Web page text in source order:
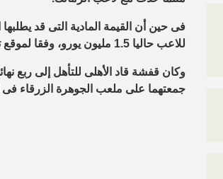
فى حين أن القيمة المادية التى قد
للاعب حاليا 1.5 مليون يورو، وفقا لموقع ترانسفير ماركت العالمي.
وكان قفشة قاد الأهلى للتأهل إلى ربع
جمعتهما على ملعب الجوهرة الزرقاء